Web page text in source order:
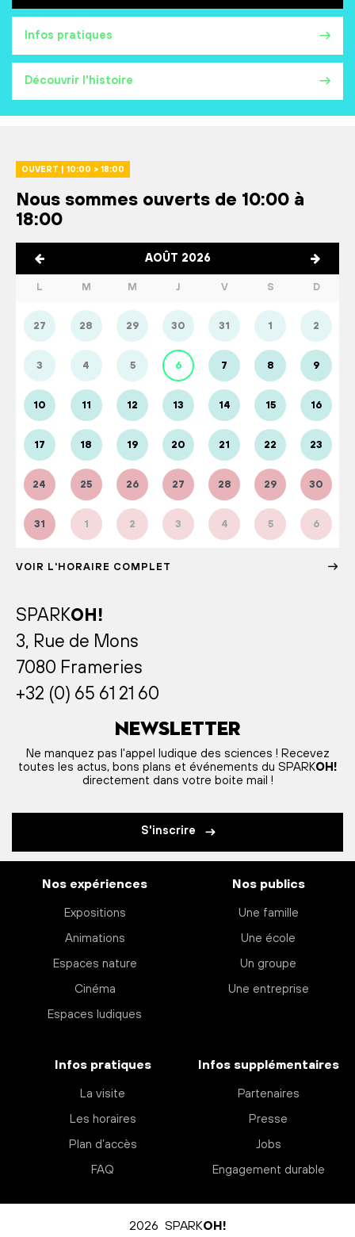
Infos pratiques
Découvrir l'histoire
OUVERT | 10:00 > 18:00
Nous sommes ouverts de 10:00 à
18:00
AOÛT 2026
L M M J V S D
27 28 29 30 31 1 2
3 4 5 6 7 8 9
10 11 12 13 14 15 16
17 18 19 20 21 22 23
24 25 26 27 28 29 30
31 1 2 3 4 5 6
VOIR L'HORAIRE COMPLET
SPARKOH!
3, Rue de Mons
7080 Frameries
+32 (0) 65 61 21 60
Newsletter
Ne manquez pas l'appel ludique des sciences ! Recevez
toutes les actus, bons plans et événements du SPARKOH!
directement dans votre boite mail !
S'inscrire
Nos expériences
Expositions
Animations
Espaces nature
Cinéma
Espaces ludiques
Nos publics
Une famille
Une école
Un groupe
Une entreprise
Infos pratiques
La visite
Les horaires
Plan d’accès
FAQ
Infos supplémentaires
Partenaires
Presse
Jobs
Engagement durable
2026 SPARKOH!